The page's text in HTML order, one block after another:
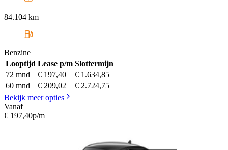
84.104 km
Benzine
Looptijd Lease p/m Slottermijn
72 mnd
€ 197,40
€ 1.634,85
60 mnd
€ 209,02
€ 2.724,75
Bekijk meer opties
Vanaf
€ 197,40p/m